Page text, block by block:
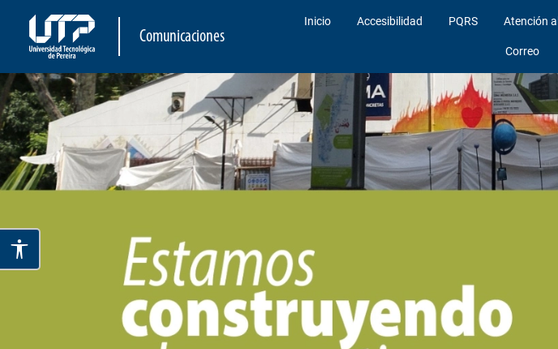
Comunicaciones
Inicio Accesibilidad PQRS Atención
Correo